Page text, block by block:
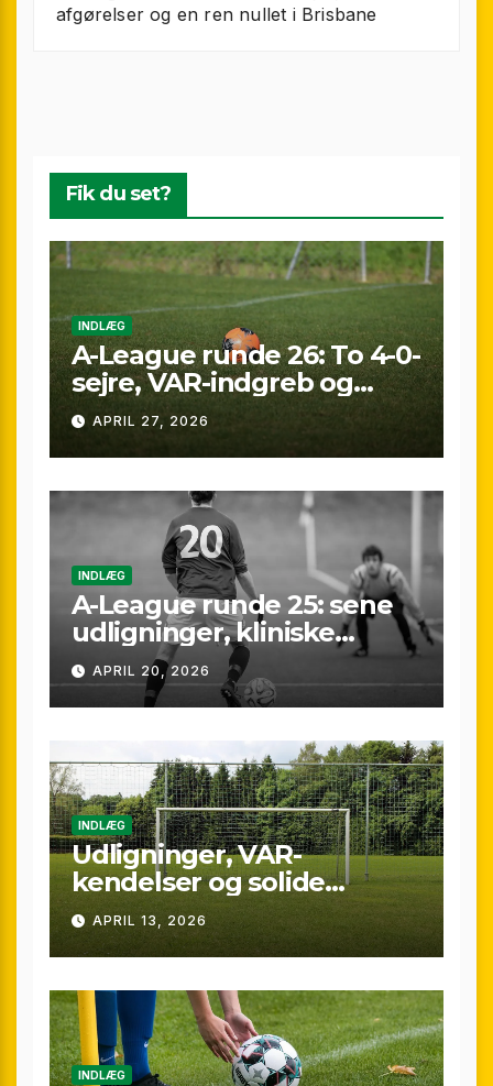
afgørelser og en ren nullet i Brisbane
Fik du set?
INDLÆG
A-League runde 26: To 4-0-
sejre, VAR-indgreb og
sene scoringer – fuld
gennemgang af
weekenden
APRIL 27, 2026
INDLÆG
A-League runde 25: sene
udligninger, kliniske
kontraster og små
marginaler
APRIL 20, 2026
INDLÆG
Udligninger, VAR-
kendelser og solide
præstationer: Overblik
over A-League runde 24
(25/26)
APRIL 13, 2026
INDLÆG